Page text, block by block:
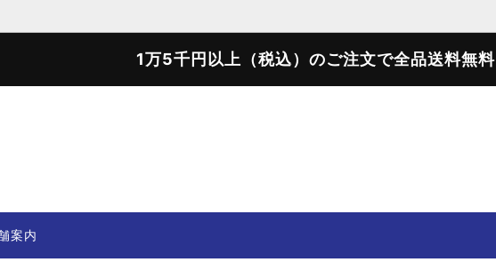
1万5千円以上（税込）のご注文で全品送料無料
BAG SHOES
案内